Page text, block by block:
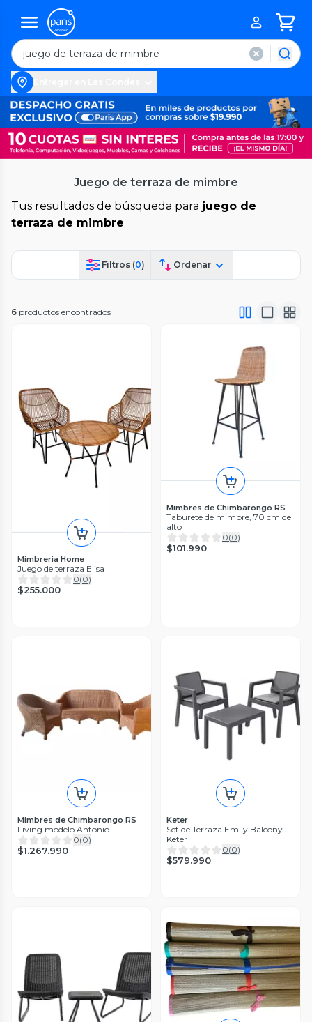
Juego de terraza de mimbre
Tus resultados de búsqueda para juego de
terraza de mimbre
Filtros (0) Ordenar
6 productos encontrados
Mimbreria Home
Juego de terraza Elisa
0(0)
$255.000
Mimbres de Chimbarongo RS
Taburete de mimbre, 70 cm de
alto
0(0)
$101.990
Mimbres de Chimbarongo RS
Living modelo Antonio
0(0)
$1.267.990
Keter
Set de Terraza Emily Balcony -
Keter
0(0)
$579.990